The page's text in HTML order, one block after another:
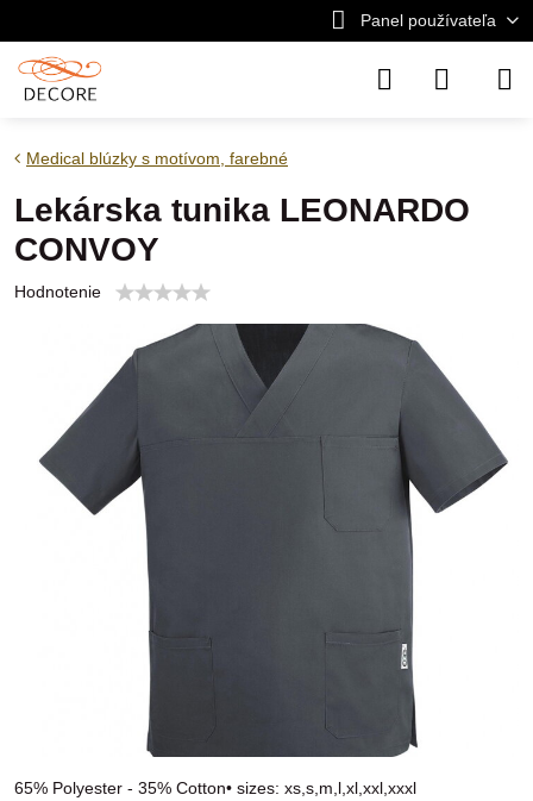
Panel používateľa
Medical blúzky s motívom, farebné
Lekárska tunika LEONARDO
CONVOY
Hodnotenie
65% Polyester - 35% Cotton• sizes: xs,s,m,l,xl,xxl,xxxl